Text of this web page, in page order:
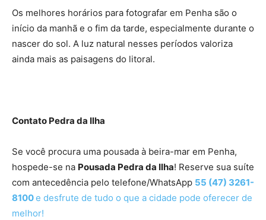
Os melhores horários para fotografar em Penha são o
início da manhã e o fim da tarde, especialmente durante o
nascer do sol. A luz natural nesses períodos valoriza
ainda mais as paisagens do litoral.
Contato Pedra da Ilha
Se você procura uma pousada à beira-mar em Penha,
hospede-se na Pousada Pedra da Ilha! Reserve sua suíte
com antecedência pelo telefone/WhatsApp 55 (47) 3261-
8100e desfrute de tudo o que a cidade pode oferecer de
melhor!